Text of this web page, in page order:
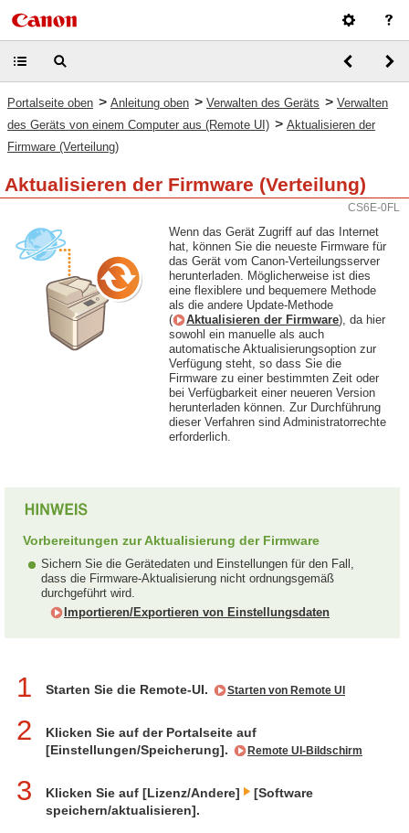
Portalseite oben > Anleitung oben > Verwalten des Geräts > Verwalten
des Geräts von einem Computer aus (Remote UI) > Aktualisieren der
Firmware (Verteilung)
Aktualisieren der Firmware (Verteilung)
CS6E-0FL
Wenn das Gerät Zugriff auf das Internet
hat, können Sie die neueste Firmware für
das Gerät vom Canon-Verteilungsserver
herunterladen. Möglicherweise ist dies
eine flexiblere und bequemere Methode
als die andere Update-Methode
(
Aktualisieren der Firmware), da hier
sowohl ein manuelle als auch
automatische Aktualisierungsoption zur
Verfügung steht, so dass Sie die
Firmware zu einer bestimmten Zeit oder
bei Verfügbarkeit einer neueren Version
herunterladen können. Zur Durchführung
dieser Verfahren sind Administratorrechte
erforderlich.
Vorbereitungen zur Aktualisierung der Firmware
Sichern Sie die Gerätedaten und Einstellungen für den Fall,
dass die Firmware-Aktualisierung nicht ordnungsgemäß
durchgeführt wird.
Importieren/Exportieren von Einstellungsdaten
1 Starten Sie die Remote-UI. Starten von Remote UI
2
Klicken Sie auf der Portalseite auf
[Einstellungen/Speicherung].
Remote UI-Bildschirm
3 Klicken Sie auf [Lizenz/Andere]
[Software
speichern/aktualisieren].